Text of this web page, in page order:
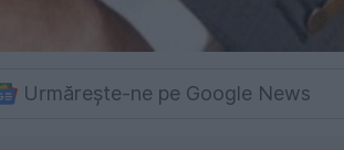
Urmărește-ne pe Google News